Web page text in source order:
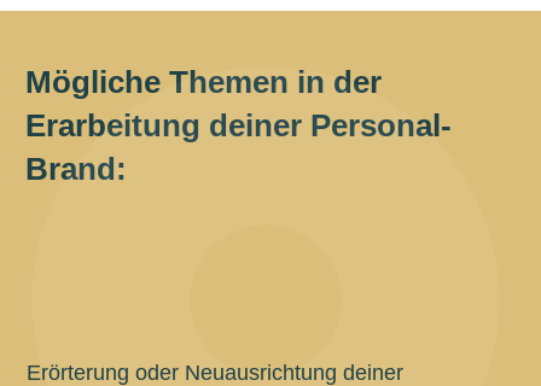
Mögliche Themen in der
Erarbeitung deiner Personal-
Brand:
Erörterung oder Neuausrichtung deiner